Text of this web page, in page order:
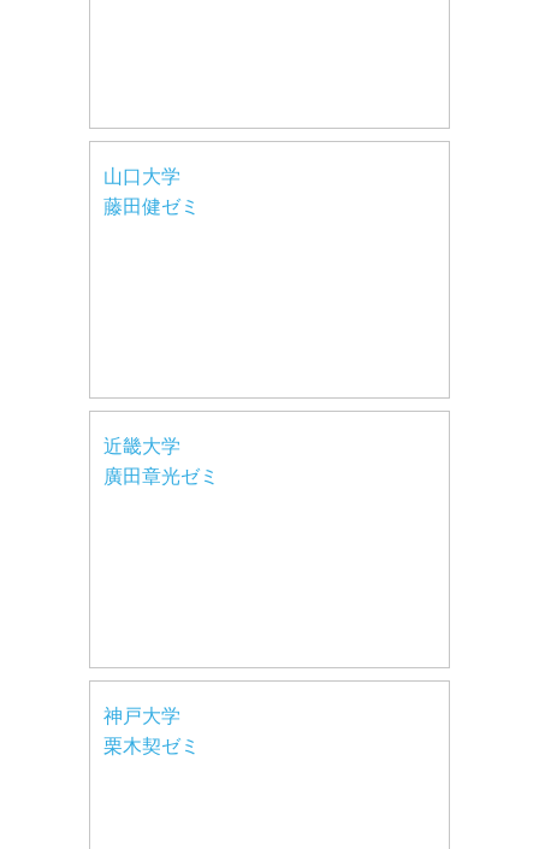
山口大学
藤田健ゼミ
近畿大学
廣田章光ゼミ
神戸大学
栗木契ゼミ